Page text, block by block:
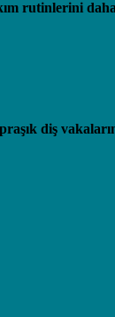
rutinlerini
diş